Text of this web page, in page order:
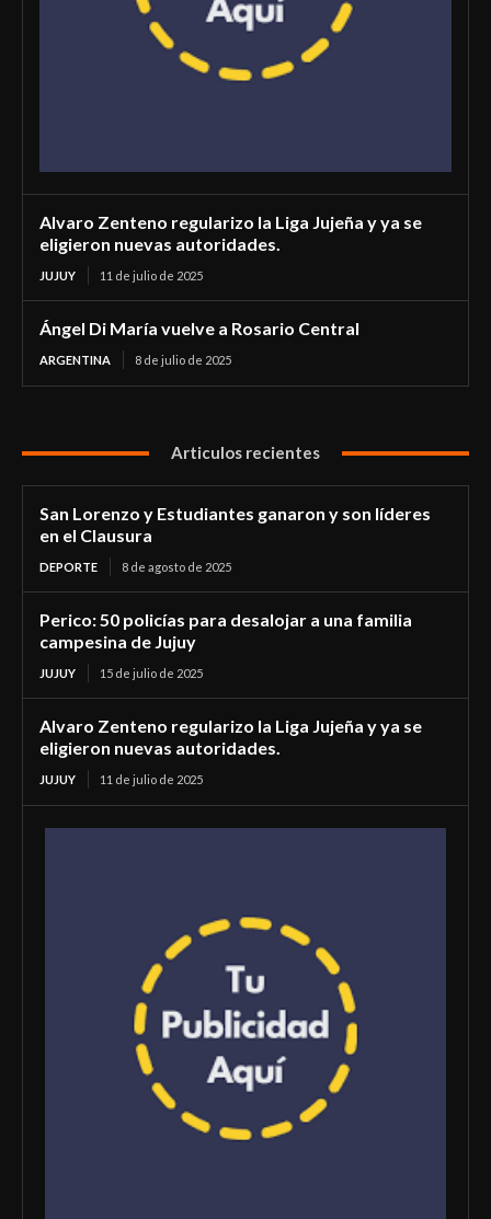
Alvaro Zenteno regularizo la Liga Jujeña y ya se
eligieron nuevas autoridades.
JUJUY 11 de julio de 2025
Ángel Di María vuelve a Rosario Central
ARGENTINA 8 de julio de 2025
Articulos recientes
San Lorenzo y Estudiantes ganaron y son líderes
en el Clausura
DEPORTE 8 de agosto de 2025
Perico: 50 policías para desalojar a una familia
campesina de Jujuy
JUJUY 15 de julio de 2025
Alvaro Zenteno regularizo la Liga Jujeña y ya se
eligieron nuevas autoridades.
JUJUY 11 de julio de 2025